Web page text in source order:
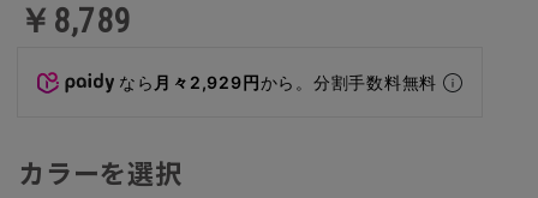
￥8,789
なら 月々2,929円から。分割手数料無料
カラーを選択